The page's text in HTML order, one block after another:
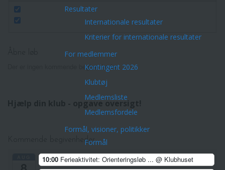
Resultater
Internationale resultater
Kriterier for internationale resultater
For medlemmer
Kontingent 2026
Klubtøj
Medlemsliste
Medlemsfordele
Formål, visioner, politikker
Formål
Strategi 2024-2028
Der er ingen kommende begivenheder.
Hjælp din klub - opgave oversigt!
Kommende begivenheder
10:00 Ferieaktivitet: Orienteringsløb ... @ Klubhuset